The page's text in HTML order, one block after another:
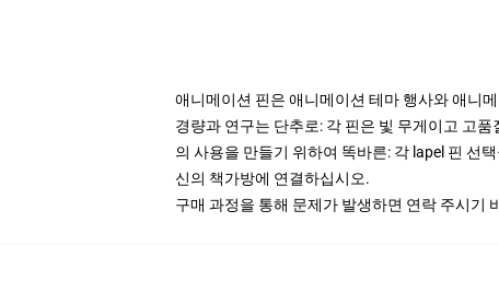
애니메이션 핀은 애니메이션 테마 행사와 애니
경량과 연구는 단추로: 각 핀은 빛 무게이고 고
의 사용을 만들기 위하여 똑바른: 각 lapel 핀 선
신의 책가방에 연결하십시오.
구매 과정을 통해 문제가 발생하면 연락 주시기